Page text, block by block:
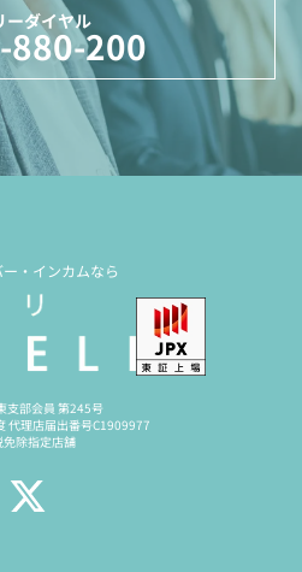
ーダイヤル
880-200
・インカムなら
支部会員 第245号
代理店届出番号C1909977
除指定店舗